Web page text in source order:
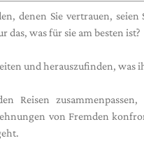
denen Sie vertrauen,
was für sie am besten ist?
und herauszufinden, was
Reisen
von Fremden